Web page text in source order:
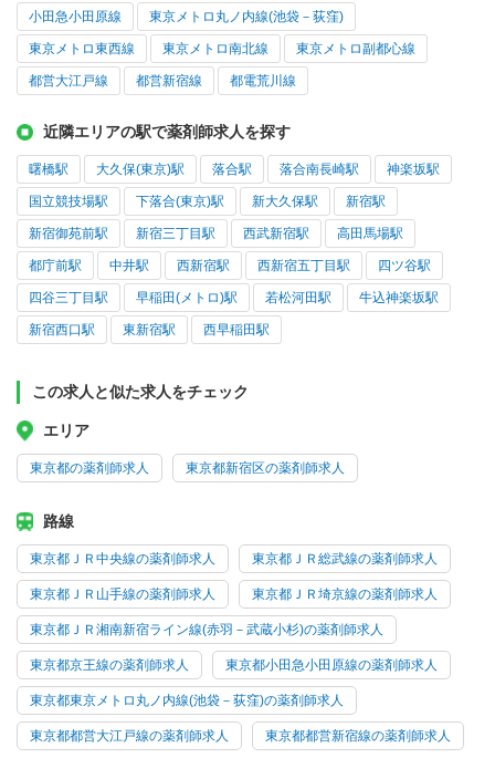
小田急小田原線 東京メトロ丸ノ内線(池袋－荻窪)
東京メトロ東西線 東京メトロ南北線 東京メトロ副都心線
都営大江戸線 都営新宿線 都電荒川線
近隣エリアの駅で薬剤師求人を探す
曙橋駅 大久保(東京)駅 落合駅 落合南長崎駅 神楽坂駅
国立競技場駅 下落合(東京)駅 新大久保駅 新宿駅
新宿御苑前駅 新宿三丁目駅 西武新宿駅 高田馬場駅
都庁前駅 中井駅 西新宿駅 西新宿五丁目駅 四ツ谷駅
四谷三丁目駅 早稲田(メトロ)駅 若松河田駅 牛込神楽坂駅
新宿西口駅 東新宿駅 西早稲田駅
この求人と似た求人をチェック
エリア
東京都の薬剤師求人 東京都新宿区の薬剤師求人
路線
東京都ＪＲ中央線の薬剤師求人 東京都ＪＲ総武線の薬剤師求人
東京都ＪＲ山手線の薬剤師求人 東京都ＪＲ埼京線の薬剤師求人
東京都ＪＲ湘南新宿ライン線(赤羽－武蔵小杉)の薬剤師求人
東京都京王線の薬剤師求人 東京都小田急小田原線の薬剤師求人
東京都東京メトロ丸ノ内線(池袋－荻窪)の薬剤師求人
東京都都営大江戸線の薬剤師求人 東京都都営新宿線の薬剤師求人